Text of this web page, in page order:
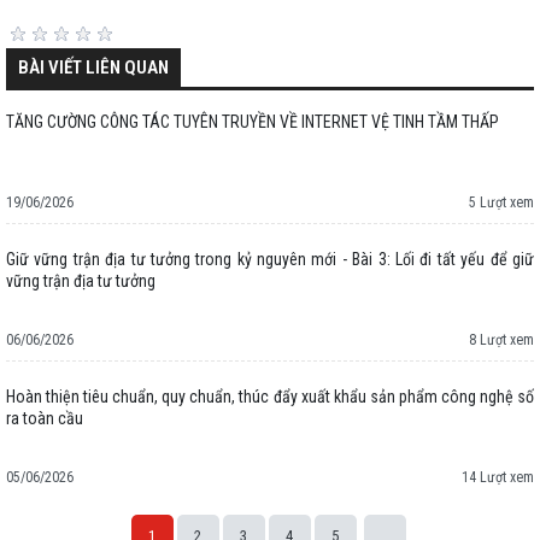
BÀI VIẾT LIÊN QUAN
TĂNG CƯỜNG CÔNG TÁC TUYÊN TRUYỀN VỀ INTERNET VỆ TINH TẦM THẤP
19/06/2026 5 Lượt xem
Giữ vững trận địa tư tưởng trong kỷ nguyên mới - Bài 3: Lối đi tất yếu để giữ
vững trận địa tư tưởng
06/06/2026 8 Lượt xem
Hoàn thiện tiêu chuẩn, quy chuẩn, thúc đẩy xuất khẩu sản phẩm công nghệ số
ra toàn cầu
05/06/2026 14 Lượt xem
1 2 3 4 5